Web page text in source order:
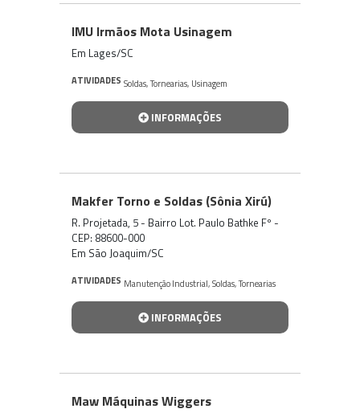
IMU Irmãos Mota Usinagem
Em Lages/SC
ATIVIDADES Soldas,Tornearias, Usinagem
INFORMAÇÕES
Makfer Torno e Soldas (Sônia Xirú)
R. Projetada, 5 - Bairro Lot. Paulo Bathke Fº -
CEP: 88600-000
Em São Joaquim/SC
ATIVIDADES Manutenção Industrial,Soldas,Tornearias
INFORMAÇÕES
Maw Máquinas Wiggers